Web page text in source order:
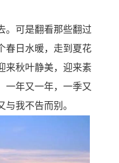
。可是翻看那些翻过
春日水暖，走到夏花
来秋叶静美，迎来素
一年又一年，一季又
我不告而别。